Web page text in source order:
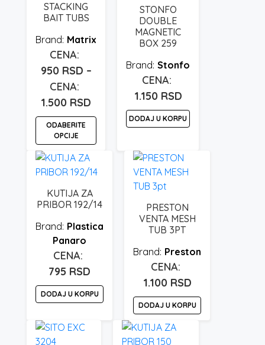
Opcije
biti
izabrane
na
stranici
proizvoda.
STACKING
BAIT TUBS
Matrix
950 RSD –
1.500 RSD
cena:
do
1.500 rsd
ODABERITE
OPCIJE
Ovaj
proizvod
više
Opcije
mogu
izabrane
na
stranici
STONFO
DOUBLE
MAGNETIC
BOX 259
Stonfo
1.150 RSD
DODAJ U KORPU
KUTIJA ZA
PRIBOR 192/14
Plastica
Panaro
795 RSD
DODAJ U KORPU
PRESTON
VENTA MESH
TUB 3PT
Preston
1.100 RSD
DODAJ U KORPU